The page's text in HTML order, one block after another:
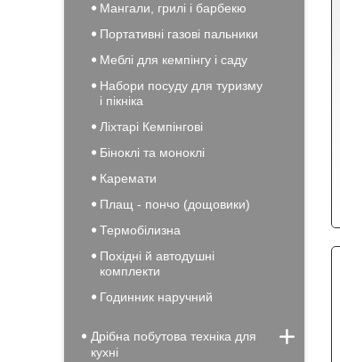
Мангали, грилі і барбекю
Портативні газові пальники
Меблі для кемпінгу і саду
Набори посуду для туризму
і пікніка
Ліхтарі Кемпінгові
Біноклі та моноклі
Каремати
Плащ - пончо (дощовики)
Термобілизна
Похідні й автодушні
комплекти
Годинник наручний
Дрібна побутова техніка для
кухні